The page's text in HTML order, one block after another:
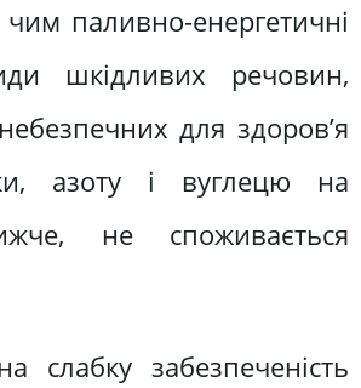
паливно-енергетичні
шкідливих речовин,
для здоров’я
азоту і вуглецю на
не споживається
слабку забезпеченість